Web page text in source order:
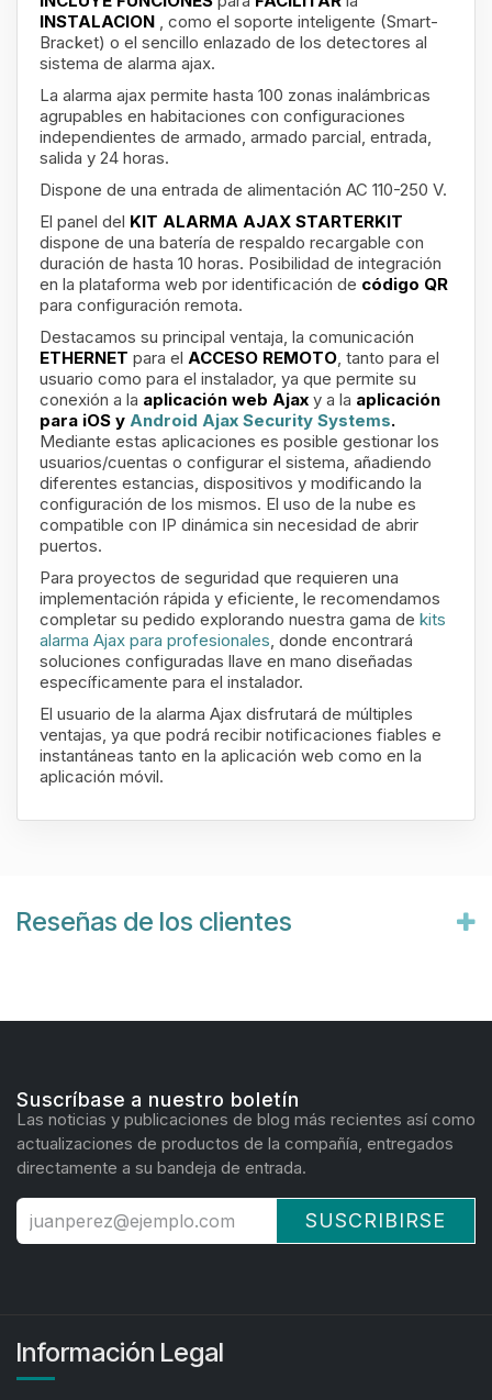
INSTALACION , como el soporte inteligente (Smart-
Bracket) o el sencillo enlazado de los detectores al
sistema de alarma ajax.
La alarma ajax permite hasta 100 zonas inalámbricas
agrupables en habitaciones con configuraciones
independientes de armado, armado parcial, entrada,
salida y 24 horas.
Dispone de una entrada de alimentación AC 110-250 V.
El panel del KIT ALARMA AJAX STARTERKIT
dispone de una batería de respaldo recargable con
duración de hasta 10 horas. Posibilidad de integración
en la plataforma web por identificación de código QR
para configuración remota.
Destacamos su principal ventaja, la comunicación
ETHERNET para el ACCESO REMOTO, tanto para el
usuario como para el instalador, ya que permite su
conexión a la aplicación web Ajax y a la aplicación
para iOS y Android Ajax Security Systems.
Mediante estas aplicaciones es posible gestionar los
usuarios/cuentas o configurar el sistema, añadiendo
diferentes estancias, dispositivos y modificando la
configuración de los mismos. El uso de la nube es
compatible con IP dinámica sin necesidad de abrir
puertos.
Para proyectos de seguridad que requieren una
implementación rápida y eficiente, le recomendamos
completar su pedido explorando nuestra gama de kits
alarma Ajax para profesionales, donde encontrará
soluciones configuradas llave en mano diseñadas
específicamente para el instalador.
El usuario de la alarma Ajax disfrutará de múltiples
ventajas, ya que podrá recibir notificaciones fiables e
instantáneas tanto en la aplicación web como en la
aplicación móvil.
Reseñas de los clientes
Suscríbase a nuestro boletín
Las noticias y publicaciones de blog más recientes así como
actualizaciones de productos de la compañía, entregados
directamente a su bandeja de entrada.
SUSCRIBIRSE
Información Legal